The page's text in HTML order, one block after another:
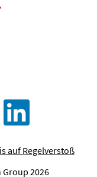
auf Regelverstoß
2026